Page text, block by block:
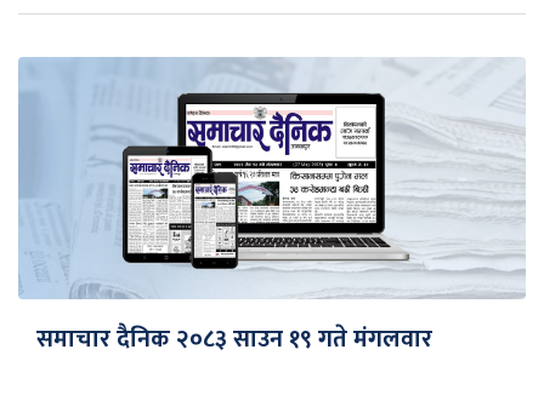
समाचार दैनिक २०८३ साउन १९ गते मंगलवार